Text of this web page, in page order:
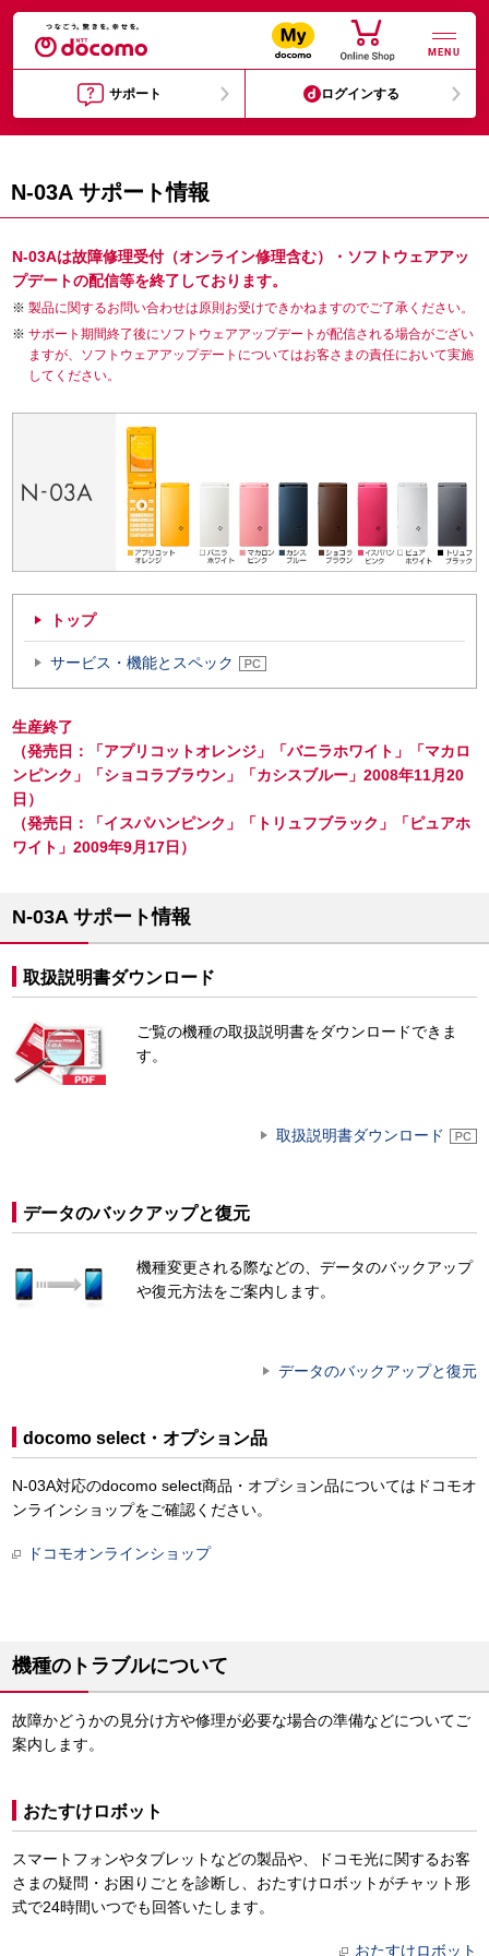
MENU
サポート ログインする
N-03A サポート情報
N-03Aは故障修理受付（オンライン修理含む）・ソフトウェアアッ
プデートの配信等を終了しております。
製品に関するお問い合わせは原則お受けできかねますのでご了承ください。
サポート期間終了後にソフトウェアアップデートが配信される場合がござい
ますが、ソフトウェアアップデートについてはお客さまの責任において実施
してください。
トップ
サービス・機能とスペック
生産終了
（発売日：「アプリコットオレンジ」「バニラホワイト」「マカロ
ンピンク」「ショコラブラウン」「カシスブルー」2008年11月20
日）
（発売日：「イスパハンピンク」「トリュフブラック」「ピュアホ
ワイト」2009年9月17日）
N-03A サポート情報
取扱説明書ダウンロード
ご覧の機種の取扱説明書をダウンロードできま
す。
取扱説明書ダウンロード
データのバックアップと復元
機種変更される際などの、データのバックアップ
や復元方法をご案内します。
データのバックアップと復元
docomo select・オプション品
N-03A対応のdocomo select商品・オプション品についてはドコモオ
ンラインショップをご確認ください。
ドコモオンラインショップ
機種のトラブルについて
故障かどうかの見分け方や修理が必要な場合の準備などについてご
案内します。
おたすけロボット
スマートフォンやタブレットなどの製品や、ドコモ光に関するお客
さまの疑問・お困りごとを診断し、おたすけロボットがチャット形
式で24時間いつでも回答いたします。
おたすけロボット